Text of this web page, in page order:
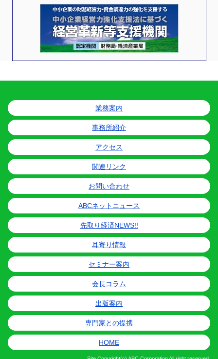
業務案内
事務所紹介
アクセス
関連リンク
お問い合わせ
ABCネットニュース
先取り経済NEWS!!
耳寄り情報
セミナー案内
会長コラム
出版案内
専門家との提携
HOME